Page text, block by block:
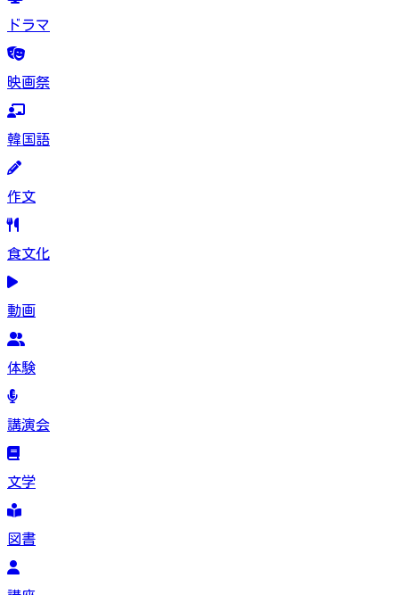
ドラマ
映画祭
韓国語
作文
食文化
動画
体験
講演会
文学
図書